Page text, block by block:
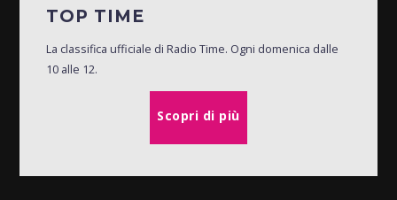
TOP TIME
La classifica ufficiale di Radio Time. Ogni domenica dalle
10 alle 12.
Scopri di più